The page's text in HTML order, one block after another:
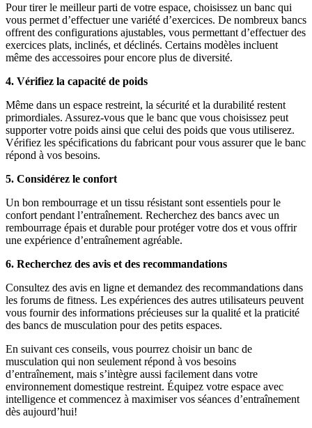
Pour tirer le meilleur parti de votre espace, choisissez un banc qui
vous permet d’effectuer une variété d’exercices. De nombreux bancs
offrent des configurations ajustables, vous permettant d’effectuer des
exercices plats, inclinés, et déclinés. Certains modèles incluent
même des accessoires pour encore plus de diversité.
4. Vérifiez la capacité de poids
Même dans un espace restreint, la sécurité et la durabilité restent
primordiales. Assurez-vous que le banc que vous choisissez peut
supporter votre poids ainsi que celui des poids que vous utiliserez.
Vérifiez les spécifications du fabricant pour vous assurer que le banc
répond à vos besoins.
5. Considérez le confort
Un bon rembourrage et un tissu résistant sont essentiels pour le
confort pendant l’entraînement. Recherchez des bancs avec un
rembourrage épais et durable pour protéger votre dos et vous offrir
une expérience d’entraînement agréable.
6. Recherchez des avis et des recommandations
Consultez des avis en ligne et demandez des recommandations dans
les forums de fitness. Les expériences des autres utilisateurs peuvent
vous fournir des informations précieuses sur la qualité et la praticité
des bancs de musculation pour des petits espaces.
En suivant ces conseils, vous pourrez choisir un banc de
musculation qui non seulement répond à vos besoins
d’entraînement, mais s’intègre aussi facilement dans votre
environnement domestique restreint. Équipez votre espace avec
intelligence et commencez à maximiser vos séances d’entraînement
dès aujourd’hui!